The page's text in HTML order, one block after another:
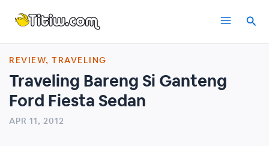
Main
REVIEW, TRAVELING
Traveling Bareng Si Ganteng
Ford Fiesta Sedan
APR 11, 2012